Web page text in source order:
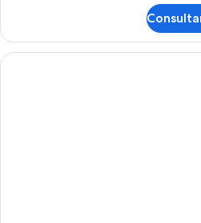
Favorite
Club)
doble
superior,
balcón,